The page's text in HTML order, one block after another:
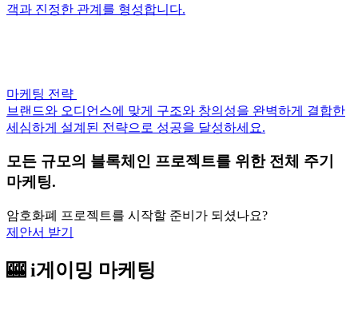
객과 진정한 관계를 형성합니다.
마케팅 전략
브랜드와 오디언스에 맞게 구조와 창의성을 완벽하게 결합한
세심하게 설계된 전략으로 성공을 달성하세요.
모든 규모의 블록체인 프로젝트를 위한 전체 주기
마케팅.
암호화폐 프로젝트를 시작할 준비가 되셨나요?
제안서 받기
🎰 i게이밍 마케팅